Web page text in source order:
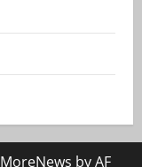
MoreNews by AF